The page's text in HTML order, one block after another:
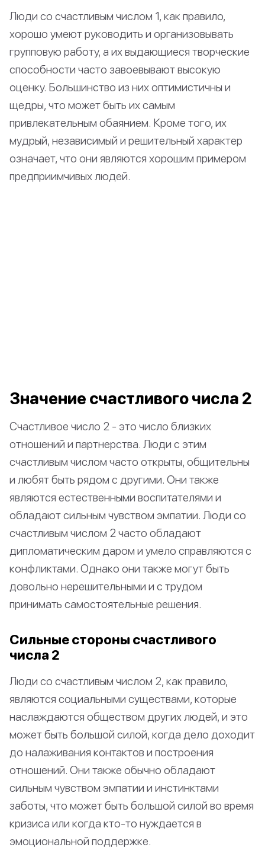
Люди со счастливым числом 1, как правило,
хорошо умеют руководить и организовывать
групповую работу, а их выдающиеся творческие
способности часто завоевывают высокую
оценку. Большинство из них оптимистичны и
щедры, что может быть их самым
привлекательным обаянием. Кроме того, их
мудрый, независимый и решительный характер
означает, что они являются хорошим примером
предприимчивых людей.
Значение счастливого числа 2
Счастливое число 2 - это число близких
отношений и партнерства. Люди с этим
счастливым числом часто открыты, общительны
и любят быть рядом с другими. Они также
являются естественными воспитателями и
обладают сильным чувством эмпатии. Люди со
счастливым числом 2 часто обладают
дипломатическим даром и умело справляются с
конфликтами. Однако они также могут быть
довольно нерешительными и с трудом
принимать самостоятельные решения.
Сильные стороны счастливого
числа 2
Люди со счастливым числом 2, как правило,
являются социальными существами, которые
наслаждаются обществом других людей, и это
может быть большой силой, когда дело доходит
до налаживания контактов и построения
отношений. Они также обычно обладают
сильным чувством эмпатии и инстинктами
заботы, что может быть большой силой во время
кризиса или когда кто-то нуждается в
эмоциональной поддержке.